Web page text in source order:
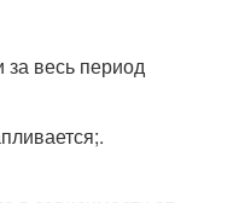
за весь период